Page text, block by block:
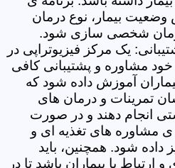
وضعیت بیمار، نوع درمان
شخصی سازی شود.
یک مرکز فیزیوتراپی در
خود مشاوره و پشتیبانی کافی
بیماران آموزش داده شود که
تمرینات و درمان های
انجام دهند و در صورت
ی مشاوره های تغذیه ای و
شود. همچنین، باید
ارتباط با بیماران باشد تا در